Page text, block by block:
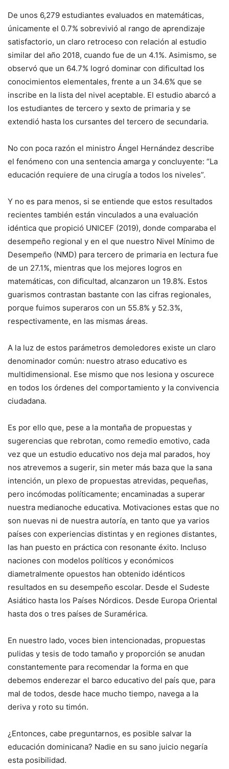
De unos 6,279 estudiantes evaluados en matemáticas,
únicamente el 0.7% sobrevivió al rango de aprendizaje
satisfactorio, un claro retroceso con relación al estudio
similar del año 2018, cuando fue de un 4.1%. Asimismo, se
observó que un 64.7% logró dominar con dificultad los
conocimientos elementales, frente a un 34.6% que se
inscribe en la lista del nivel aceptable. El estudio abarcó a
los estudiantes de tercero y sexto de primaria y se
extendió hasta los cursantes del tercero de secundaria.
No con poca razón el ministro Ángel Hernández describe
el fenómeno con una sentencia amarga y concluyente: “La
educación requiere de una cirugía a todos los niveles”.
Y no es para menos, si se entiende que estos resultados
recientes también están vinculados a una evaluación
idéntica que propició UNICEF (2019), donde comparaba el
desempeño regional y en el que nuestro Nivel Mínimo de
Desempeño (NMD) para tercero de primaria en lectura fue
de un 27.1%, mientras que los mejores logros en
matemáticas, con dificultad, alcanzaron un 19.8%. Estos
guarismos contrastan bastante con las cifras regionales,
porque fuimos superaros con un 55.8% y 52.3%,
respectivamente, en las mismas áreas.
A la luz de estos parámetros demoledores existe un claro
denominador común: nuestro atraso educativo es
multidimensional. Ese mismo que nos lesiona y oscurece
en todos los órdenes del comportamiento y la convivencia
ciudadana.
Es por ello que, pese a la montaña de propuestas y
sugerencias que rebrotan, como remedio emotivo, cada
vez que un estudio educativo nos deja mal parados, hoy
nos atrevemos a sugerir, sin meter más baza que la sana
intención, un plexo de propuestas atrevidas, pequeñas,
pero incómodas políticamente; encaminadas a superar
nuestra medianoche educativa. Motivaciones estas que no
son nuevas ni de nuestra autoría, en tanto que ya varios
países con experiencias distintas y en regiones distantes,
las han puesto en práctica con resonante éxito. Incluso
naciones con modelos políticos y económicos
diametralmente opuestos han obtenido idénticos
resultados en su desempeño escolar. Desde el Sudeste
Asiático hasta los Países Nórdicos. Desde Europa Oriental
hasta dos o tres países de Suramérica.
En nuestro lado, voces bien intencionadas, propuestas
pulidas y tesis de todo tamaño y proporción se anudan
constantemente para recomendar la forma en que
debemos enderezar el barco educativo del país que, para
mal de todos, desde hace mucho tiempo, navega a la
deriva y roto su timón.
¿Entonces, cabe preguntarnos, es posible salvar la
educación dominicana? Nadie en su sano juicio negaría
esta posibilidad.